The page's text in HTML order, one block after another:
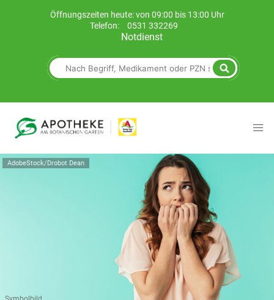
Öffnungszeiten heute: von 09:00 bis 13:00 Uhr
Telefon:
0531 332269
Notdienst
AdobeStock/Drobot Dean